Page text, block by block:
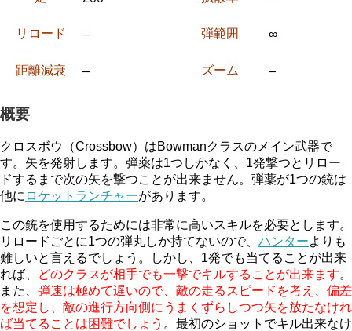
リロード – 弾範囲 ∞
距離減衰 – ズーム –
概要
クロスボウ（Crossbow）はBowmanクラスのメイン武器で
す。矢を発射します。弾薬は1つしかなく、1発撃つとリロー
ドするまで次の矢を撃つことが出来ません。弾薬が1つの銃は
他に ロケットランチャーがあります。
この銃を使用するためには非常に高いスキルを必要とします。
リロードごとに1つの弾丸しか持てないので、 ハンターよりも
難しいと言えるでしょう。しかし、1発でも当てることが出来
れば、
どのクラスが相手でも一撃でキルすることが出来ます。
また、 弾速は極めて遅いので、敵の走るスピードを考え、偏差
を想定し、敵の進行方向側にうまくずらしつつ矢を放たなけれ
ば当てることは困難でしょう 。最初のショットでキル出来なけ